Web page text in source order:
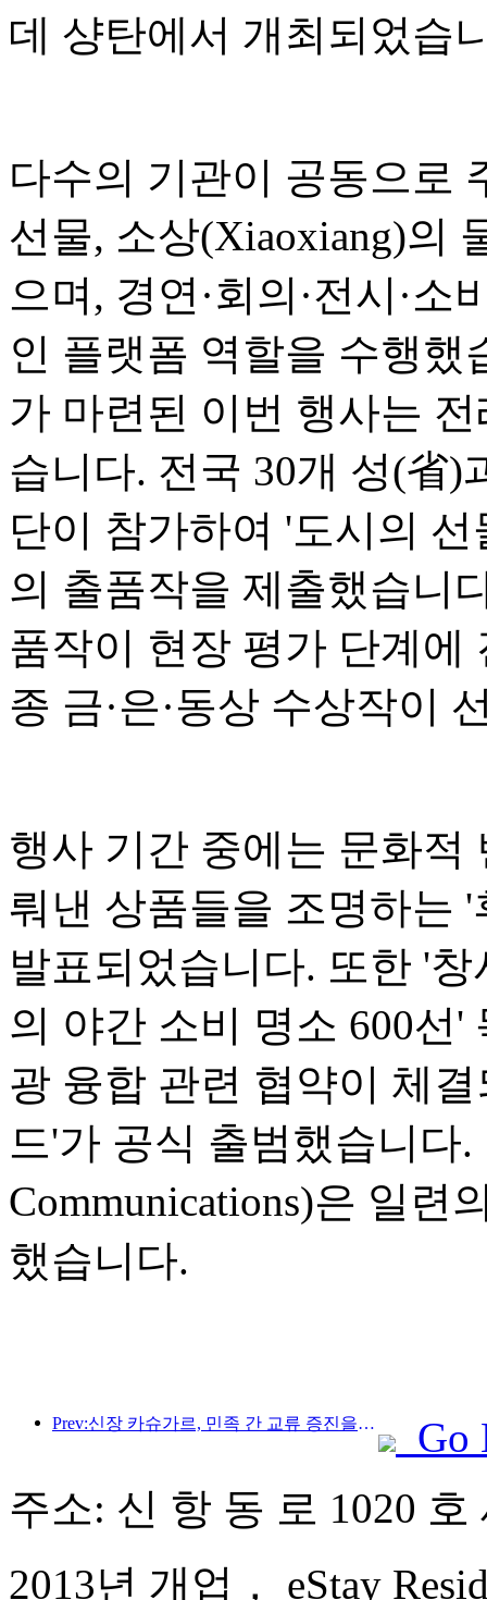
데 샹탄에서 개최되었습
다수의 기관이 공동으로
선물, 소상(Xiaoxiang)의
으며, 경연·회의·전시·
인 플랫폼 역할을 수행
가 마련된 이번 행사는
습니다. 전국 30개 성(省)
단이 참가하여 '도시의
의 출품작을 제출했습니
품작이 현장 평가 단계에
종 금·은·동상 수상작이
행사 기간 중에는 문화적
뤄낸 상품들을 조명하는
발표되었습니다. 또한 '
의 야간 소비 명소 600선
광 융합 관련 협약이 체
드'가 공식 출범했습니다
Communications)은 일련
했습니다.
Prev:신장 카슈가르, 민족 간 교류 증진을 위한 관광 홍보 행사 개최
Go
주소: 신 항 동 로 1020
2013년 개업， eStay